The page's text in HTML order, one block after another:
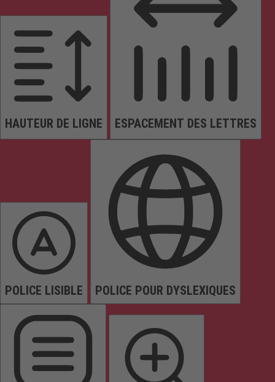
HAUTEUR DE LIGNE ESPACEMENT DES LETTRES
POLICE LISIBLE POLICE POUR DYSLEXIQUES